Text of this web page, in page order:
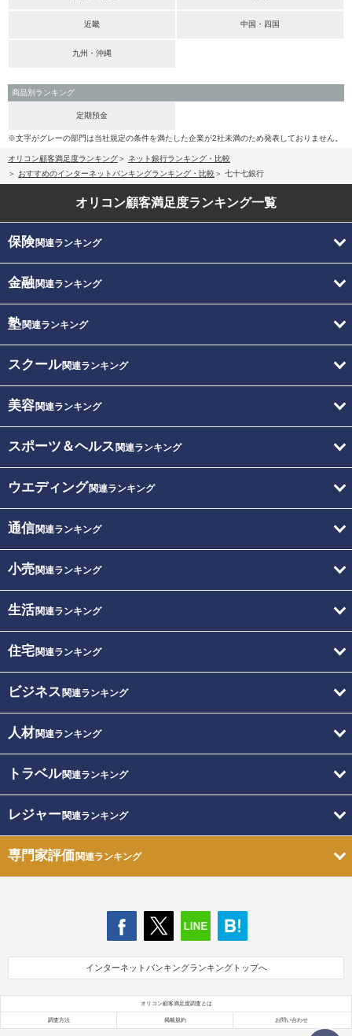
近畿 中国・四国
九州・沖縄
商品別ランキング
定期預金
※文字がグレーの部門は当社規定の条件を満たした企業が2社未満のため発表しておりません。
オリコン顧客満足度ランキング
ネット銀行ランキング・比較
おすすめのインターネットバンキングランキング・比較
七十七銀行
オリコン顧客満足度ランキング一覧
保険関連ランキング
金融関連ランキング
塾関連ランキング
スクール関連ランキング
美容関連ランキング
スポーツ＆ヘルス 関連ランキング
ウエディング関連ランキング
通信関連ランキング
小売関連ランキング
生活関連ランキング
住宅関連ランキング
ビジネス 関連ランキング
人材関連ランキング
トラベル関連ランキング
レジャー関連ランキング
専門家評価関連ランキング
インターネットバンキングランキングトップへ
オリコン顧客満足度調査とは
調査方法 掲載規約 お問い合わせ